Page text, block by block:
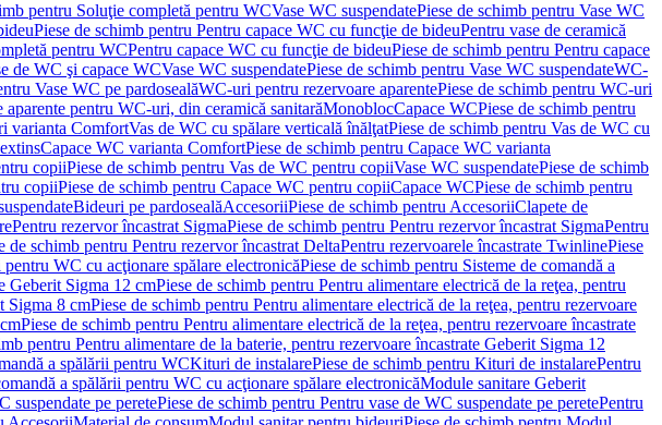
pentru Soluţie completă pentru WCVase WC suspendatePiese de schimb pentru Vase WC
Piese de schimb pentru Pentru capace WC cu funcţie de bideuPentru vase de ceramică
pentru WCPentru capace WC cu funcţie de bideuPiese de schimb pentru Pentru capace
de WC şi capace WCVase WC suspendatePiese de schimb pentru Vase WC suspendateWC-
Vase WC pe pardosealăWC-uri pentru rezervoare aparentePiese de schimb pentru WC-uri
aparente pentru WC-uri, din ceramică sanitarăMonoblocCapace WCPiese de schimb pentru
varianta ComfortVas de WC cu spălare verticală înălţatPiese de schimb pentru Vas de WC cu
Capace WC varianta ComfortPiese de schimb pentru Capace WC varianta
copiiPiese de schimb pentru Vas de WC pentru copiiVase WC suspendatePiese de schimb
copiiPiese de schimb pentru Capace WC pentru copiiCapace WCPiese de schimb pentru
Bideuri pe pardosealăAccesoriiPiese de schimb pentru AccesoriiClapete de
Pentru rezervor încastrat SigmaPiese de schimb pentru Pentru rezervor încastrat SigmaPentru
de schimb pentru Pentru rezervor încastrat DeltaPentru rezervoarele încastrate TwinlinePiese
WC cu acţionare spălare electronicăPiese de schimb pentru Sisteme de comandă a
Geberit Sigma 12 cmPiese de schimb pentru Pentru alimentare electrică de la reţea, pentru
Sigma 8 cmPiese de schimb pentru Pentru alimentare electrică de la reţea, pentru rezervoare
Piese de schimb pentru Pentru alimentare electrică de la reţea, pentru rezervoare încastrate
pentru Pentru alimentare de la baterie, pentru rezervoare încastrate Geberit Sigma 12
a spălării pentru WCKituri de instalarePiese de schimb pentru Kituri de instalarePentru
a spălării pentru WC cu acţionare spălare electronicăModule sanitare Geberit
suspendate pe peretePiese de schimb pentru Pentru vase de WC suspendate pe peretePentru